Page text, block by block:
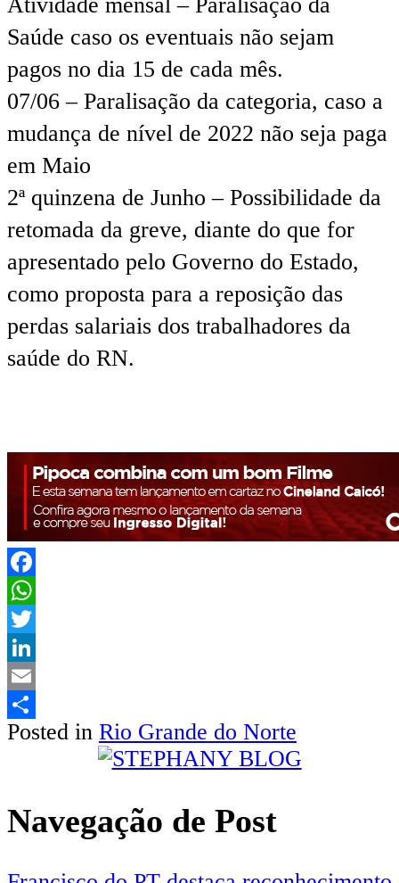
Saúde caso os eventuais não sejam
pagos no dia 15 de cada mês.
07/06 – Paralisação da categoria, caso a
mudança de nível de 2022 não seja paga
em Maio
2ª quinzena de Junho – Possibilidade da
retomada da greve, diante do que for
apresentado pelo Governo do Estado,
como proposta para a reposição das
perdas salariais dos trabalhadores da
saúde do RN.
Facebook
WhatsApp
Twitter
LinkedIn
Email
Share
Posted in Rio Grande do Norte
Navegação de Post